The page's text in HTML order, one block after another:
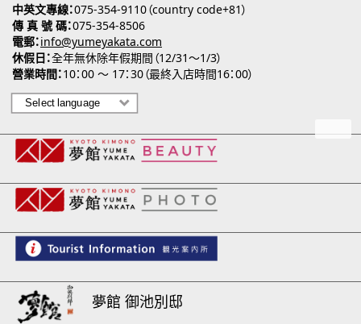
中英文專線 075-354-9110（country code+81）
傳 真 號 碼 075-354-8506
電郵 info@yumeyakata.com
休假日 全年無休除年假期間（12/31～1/3）
營業時間 10：00 ～ 17：30（最終入店時間16：00）
夢館 御池別邸